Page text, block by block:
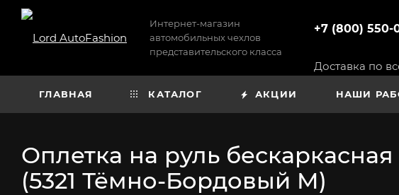
Интернет-магазин
автомобильных чехлов
представительского класса
+7 (800) 550-
Доставка по
ГЛАВНАЯ КАТАЛОГ АКЦИИ НАШИ
Оплетка на руль
(5321 Тёмно-Бордовый M)